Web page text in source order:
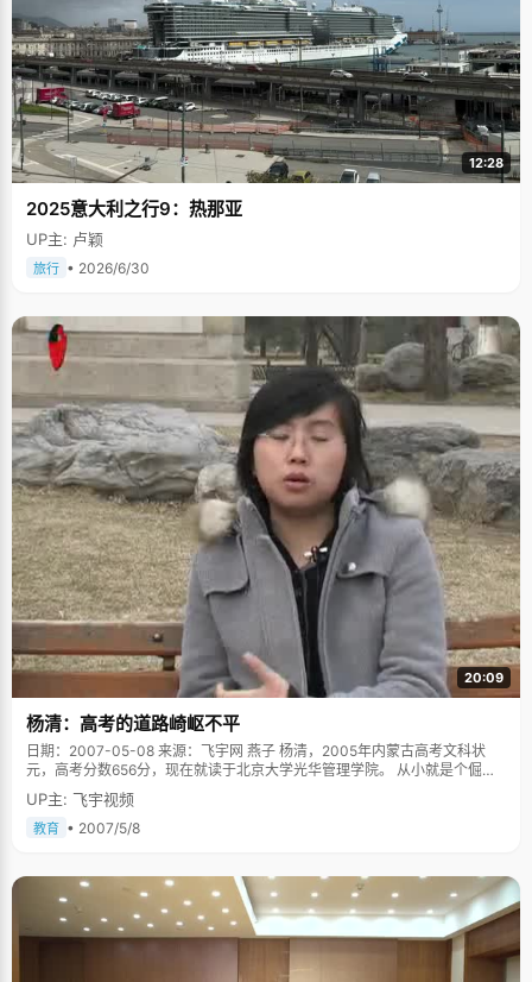
12:28
2025意大利之行9：热那亚
UP主: 卢颖
旅行 • 2026/6/30
20:09
杨清：高考的道路崎岖不平
日期：2007-05-08 来源：飞宇网 燕子 杨清，2005年内蒙古高考文科状
元，高考分数656分，现在就读于北京大学光华管理学院。 从小就是个倔强
而且不服输的女孩，初中念了五年，经历了从私立高中到普通高中大波折之
后，是高中三年痛苦的失眠。好不容易熬过了艰苦弥补文综的塌方大工程，
又遇到了高考之前身体和精神的全面崩溃。一直以来，成长之路都是波折不
一个连续铺垫的过程，我就站在中间，他们一直支撑着我往前走。我有十分
的能量，他们有十分的能量，将两方面的因素都调动起来，才有了我今天的
成绩"，从杨清的故事中，我听到的不是高考的残酷，更多的是人间的温情。
高中三年的痛苦失眠 从小，杨清的成绩都特别好，升初中的时候，家里人担
心杨清受不了高中激烈的竞争，就让她去读私立高中，在那里，杨清是最好
UP主: 飞宇视频
教育 • 2007/5/8